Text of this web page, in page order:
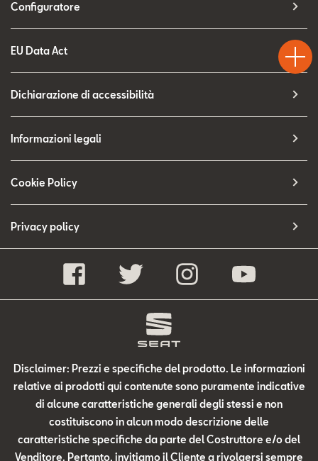
Configuratore
EU Data Act
Dichiarazione di accessibilità
Informazioni legali
Cookie Policy
Privacy policy
Disclaimer: Prezzi e specifiche del prodotto. Le informazioni
relative ai prodotti qui contenute sono puramente indicative
di alcune caratteristiche generali degli stessi e non
costituiscono in alcun modo descrizione delle
caratteristiche specifiche da parte del Costruttore e/o del
Venditore. Pertanto, invitiamo il Cliente a rivolgersi sempre
Test
Drive
Chiama